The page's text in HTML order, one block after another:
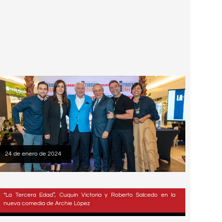
24 de enero de 2024
“La Tercera Edad”, Cuquín Victoria y Roberto Salcedo en la
nueva comedia de Archie López